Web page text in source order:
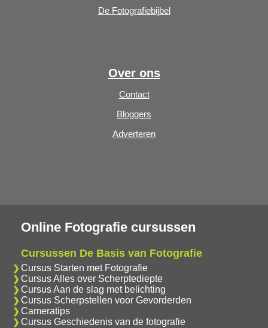
De Fotografiebijbel
Over ons
Contact
Bloggers
Adverteren
Online Fotografie cursussen
Cursussen De Basis van Fotografie
Cursus Starten met Fotografie
Cursus Alles over Scherptediepte
Cursus Aan de slag met belichting
Cursus Scherpstellen voor Gevorderden
Cameratips
Cursus Geschiedenis van de fotografie